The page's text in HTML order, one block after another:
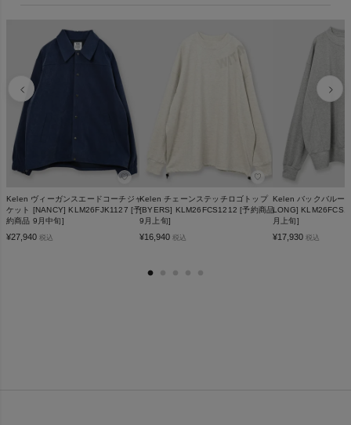
♡
Kelen ヴィーガンスエードコーチジャ
ケット [NANCY] KLM26FJK1127 [予
約商品 9月中旬]
¥27,940 税込
♡
Kelen チェーンステッチロゴトップ
[BYERS] KLM26FCS1212 [予約商品
9月上旬]
¥16,940 税込
Kelen バックバルー
LONG]
月上旬]
¥17,930 税込